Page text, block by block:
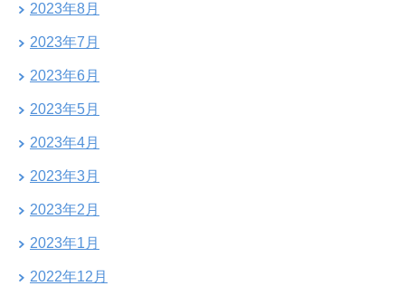
2023年8月
2023年7月
2023年6月
2023年5月
2023年4月
2023年3月
2023年2月
2023年1月
2022年12月